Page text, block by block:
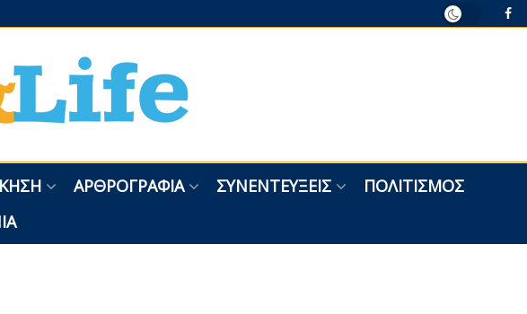
ΑΡΘΡΟΓΡΑΦΊΑ ΣΥΝΕΝΤΕΎΞΕΙΣ
ΠΟΛΙΤΙΣΜΌΣ